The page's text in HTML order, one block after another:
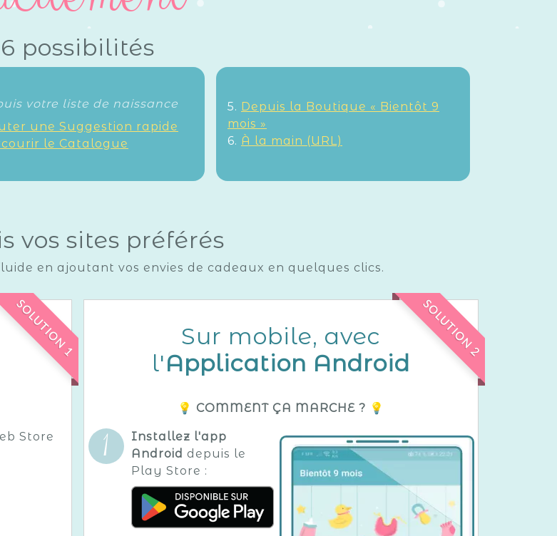
6 possibilités
votre liste de naissance
une Suggestion rapide
le Catalogue
5. Depuis la Boutique « Bientôt 9
mois »
6. À la main (URL)
vos sites préférés
en ajoutant vos envies de cadeaux en quelques clics.
SOLUTION 1
Store
SOLUTION 2
Sur mobile, avec
l'Application Android
💡 COMMENT ÇA MARCHE ? 💡
Installez l'app
Android depuis le
Play Store :